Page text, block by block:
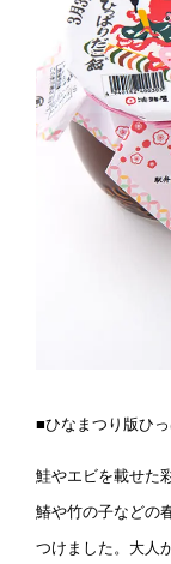
■ひなまつり版ひ
鮭やエビを載せた
鰆や竹の子などの
つけました。大人